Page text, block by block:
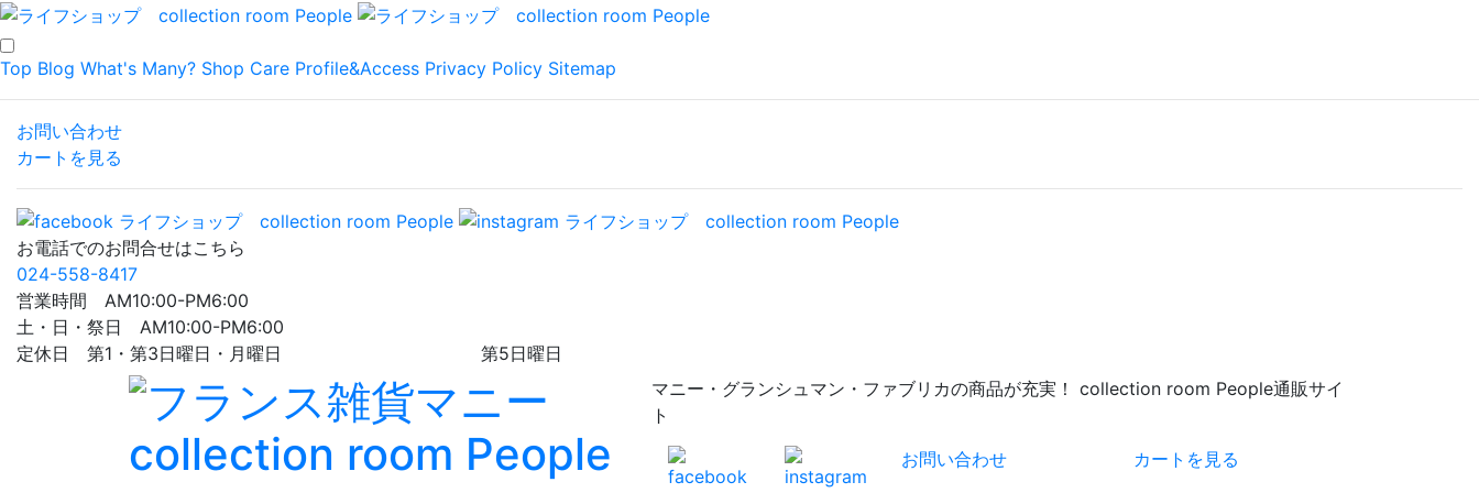
Top Blog What's Many? Shop Care Profile&Access Privacy Policy Sitemap
お問い合わせ
カートを見る
お電話でのお問合せはこちら
024-558-8417
営業時間 AM10:00-PM6:00
土・日・祭日 AM10:00-PM6:00
定休日 第1・第3日曜日・月曜日 第5日曜日
マニー・グランシュマン・ファブリカの商品が充実！ collection room People通販サイ
ト
お問い合わせ
カートを見る